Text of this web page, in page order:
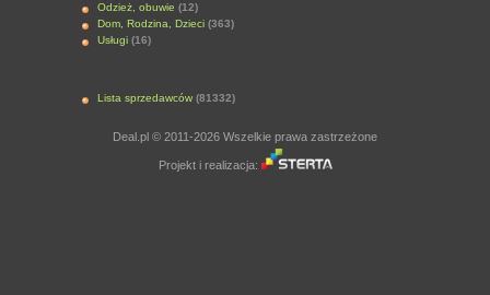
Odzież, obuwie (12)
Dom, Rodzina, Dzieci (363)
Usługi (16)
Lista sprzedawców (81332)
Deal.pl © 2011-2026 Wszelkie prawa zastrzeżone
Projekt i realizacja: